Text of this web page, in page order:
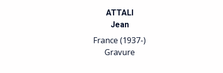
ATTALI
Jean
France (1937-)
Gravure